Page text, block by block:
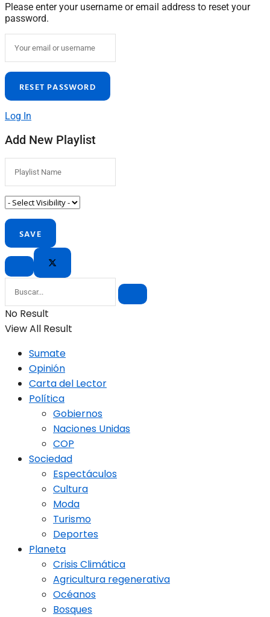
Please enter your username or email address to reset your
password.
Log In
Add New Playlist
No Result
View All Result
Sumate
Opinión
Carta del Lector
Política
Gobiernos
Naciones Unidas
COP
Sociedad
Espectáculos
Cultura
Moda
Turismo
Deportes
Planeta
Crisis Climática
Agricultura regenerativa
Océanos
Bosques